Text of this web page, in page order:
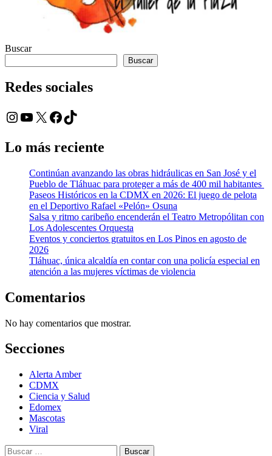
Buscar
Buscar
Redes sociales
Instagram
YouTube
X Facebook
TikTok
Lo más reciente
Continúan avanzando las obras hidráulicas en San José y el
Pueblo de Tláhuac para proteger a más de 400 mil habitantes
Paseos Históricos en la CDMX en 2026: El juego de pelota
en el Deportivo Rafael «Pelón» Osuna
Salsa y ritmo caribeño encenderán el Teatro Metropólitan con
Los Adolescentes Orquesta
Eventos y conciertos gratuitos en Los Pinos en agosto de
2026
Tláhuac, única alcaldía en contar con una policía especial en
atención a las mujeres víctimas de violencia
Comentarios
No hay comentarios que mostrar.
Secciones
Alerta Amber
CDMX
Ciencia y Salud
Edomex
Mascotas
Viral
Buscar: